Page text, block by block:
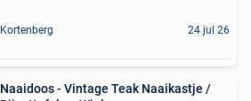
Kortenberg 24 jul 26
Naaidoos - Vintage Teak Naaikastje /